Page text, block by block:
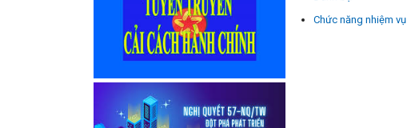
Chức năng nhiệm vụ